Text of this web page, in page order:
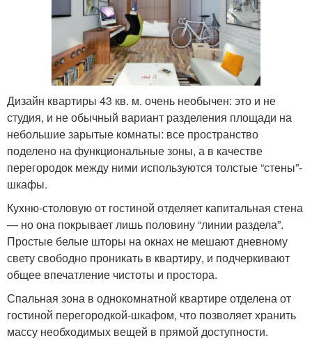
Дизайн квартиры 43 кв. м. очень необычен: это и не
студия, и не обычный вариант разделения площади на
небольшие зарытые комнаты: все пространство
поделено на функциональные зоны, а в качестве
перегородок между ними используются толстые “стены”-
шкафы.
Кухню-столовую от гостиной отделяет капитальная стена
— но она покрывает лишь половину “линии раздела”.
Простые белые шторы на окнах не мешают дневному
свету свободно проникать в квартиру, и подчеркивают
общее впечатление чистоты и простора.
Спальная зона в однокомнатной квартире отделена от
гостиной перегородкой-шкафом, что позволяет хранить
массу необходимых вещей в прямой доступности.